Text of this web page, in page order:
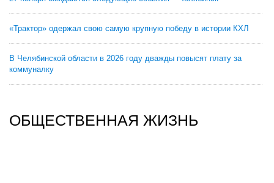
«Трактор» одержал свою самую крупную победу в истории КХЛ
В Челябинской области в 2026 году дважды повысят плату за
коммуналку
ОБЩЕСТВЕННАЯ ЖИЗНЬ